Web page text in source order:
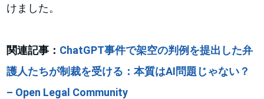
けました。
関連記事： ChatGPT事件で架空の判例を提出した弁
護人たちが制裁を受ける：本質はAI問題じゃない？
– Open Legal Community